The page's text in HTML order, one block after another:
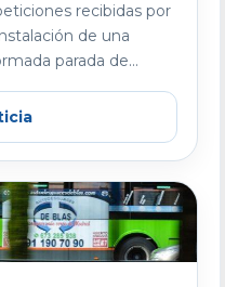
recibidas por
de una
parada de...